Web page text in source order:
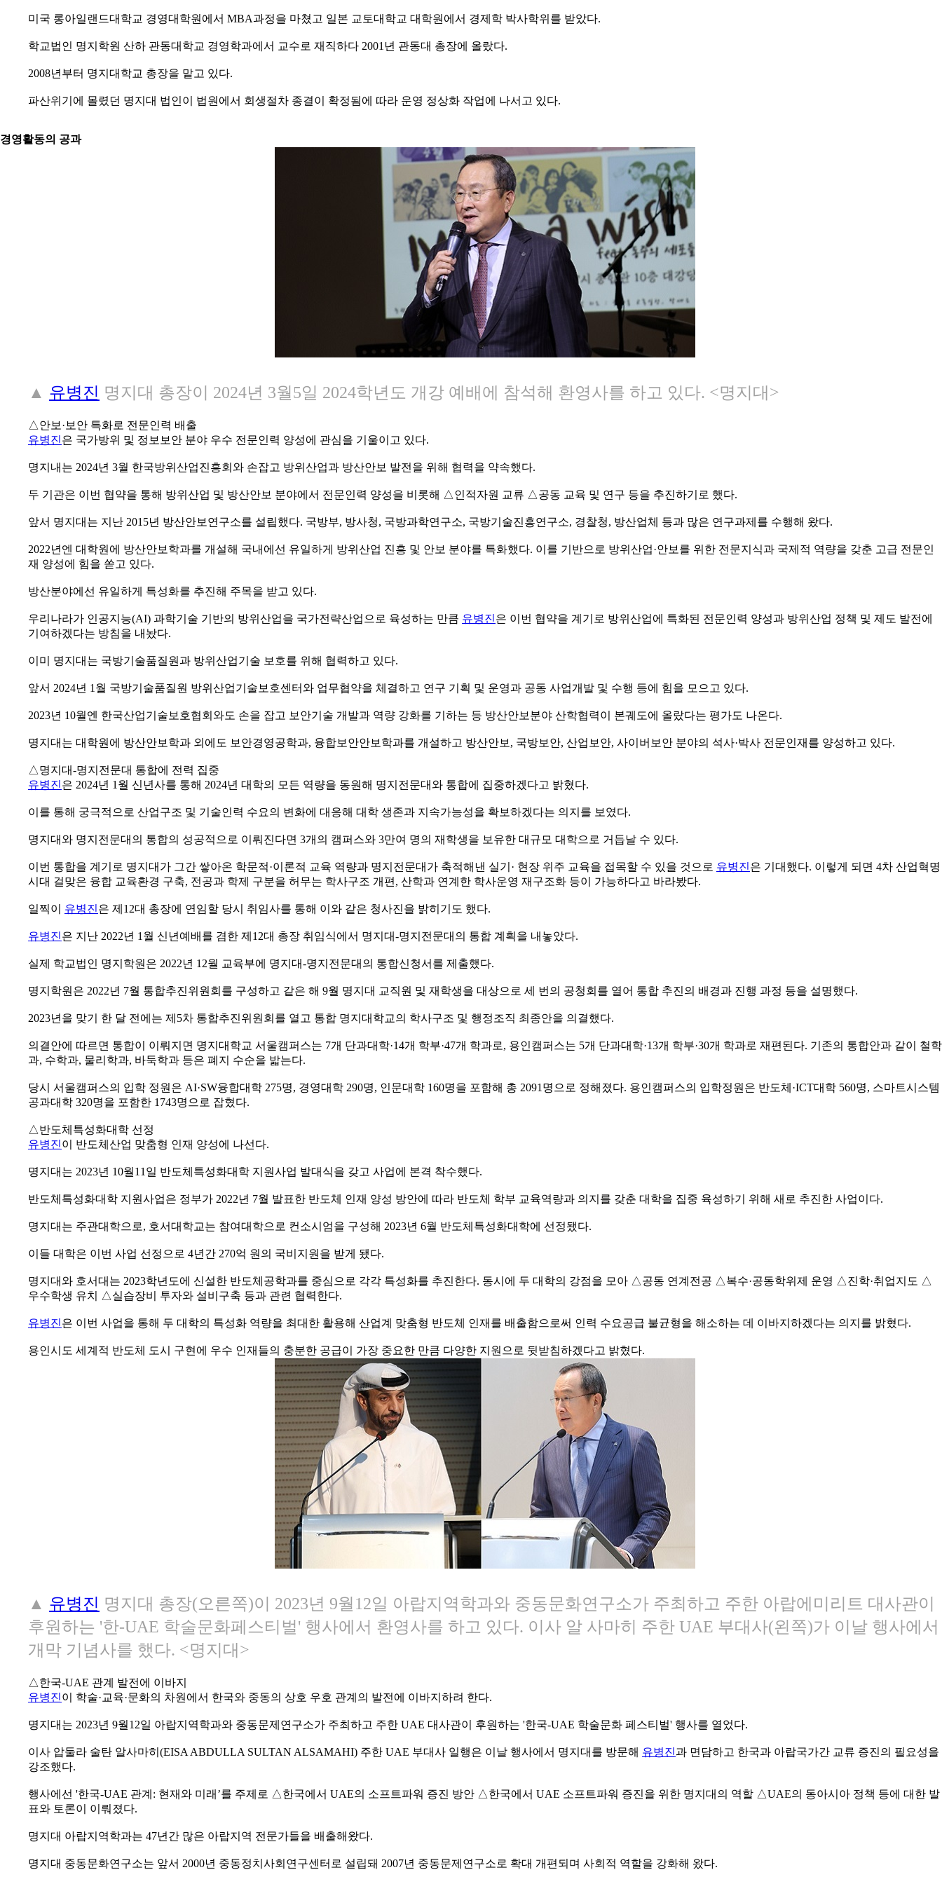
미국 롱아일랜드대학교 경영대학원에서 MBA과정을 마쳤고 일본 교토대학교 대학원에서 경제학 박사학위를 받았다.
학교법인 명지학원 산하 관동대학교 경영학과에서 교수로 재직하다 2001년 관동대 총장에 올랐다.
2008년부터 명지대학교 총장을 맡고 있다.
파산위기에 몰렸던 명지대 법인이 법원에서 회생절차 종결이 확정됨에 따라 운영 정상화 작업에 나서고 있다.
경영활동의 공과
▲ 유병진 명지대 총장이 2024년 3월5일 2024학년도 개강 예배에 참석해 환영사를 하고 있다. <명지대>
△안보·보안 특화로 전문인력 배출
유병진은 국가방위 및 정보보안 분야 우수 전문인력 양성에 관심을 기울이고 있다.
명지내는 2024년 3월 한국방위산업진흥회와 손잡고 방위산업과 방산안보 발전을 위해 협력을 약속했다.
두 기관은 이번 협약을 통해 방위산업 및 방산안보 분야에서 전문인력 양성을 비롯해 △인적자원 교류 △공동 교육 및 연구 등을 추진하기로 했다.
앞서 명지대는 지난 2015년 방산안보연구소를 설립했다. 국방부, 방사청, 국방과학연구소, 국방기술진흥연구소, 경찰청, 방산업체 등과 많은 연구과제를 수행해 왔다.
2022년엔 대학원에 방산안보학과를 개설해 국내에선 유일하게 방위산업 진흥 및 안보 분야를 특화했다. 이를 기반으로 방위산업·안보를 위한 전문지식과 국제적 역량을 갖춘 고급 전문인
재 양성에 힘을 쏟고 있다.
방산분야에선 유일하게 특성화를 추진해 주목을 받고 있다.
우리나라가 인공지능(AI) 과학기술 기반의 방위산업을 국가전략산업으로 육성하는 만큼 유병진은 이번 협약을 계기로 방위산업에 특화된 전문인력 양성과 방위산업 정책 및 제도 발전에
기여하겠다는 방침을 내놨다.
이미 명지대는 국방기술품질원과 방위산업기술 보호를 위해 협력하고 있다.
앞서 2024년 1월 국방기술품질원 방위산업기술보호센터와 업무협약을 체결하고 연구 기획 및 운영과 공동 사업개발 및 수행 등에 힘을 모으고 있다.
2023년 10월엔 한국산업기술보호협회와도 손을 잡고 보안기술 개발과 역량 강화를 기하는 등 방산안보분야 산학협력이 본궤도에 올랐다는 평가도 나온다.
명지대는 대학원에 방산안보학과 외에도 보안경영공학과, 융합보안안보학과를 개설하고 방산안보, 국방보안, 산업보안, 사이버보안 분야의 석사·박사 전문인재를 양성하고 있다.
△명지대-명지전문대 통합에 전력 집중
유병진은 2024년 1월 신년사를 통해 2024년 대학의 모든 역량을 동원해 명지전문대와 통합에 집중하겠다고 밝혔다.
이를 통해 궁극적으로 산업구조 및 기술인력 수요의 변화에 대응해 대학 생존과 지속가능성을 확보하겠다는 의지를 보였다.
명지대와 명지전문대의 통합의 성공적으로 이뤄진다면 3개의 캠퍼스와 3만여 명의 재학생을 보유한 대규모 대학으로 거듭날 수 있다.
이번 통합을 계기로 명지대가 그간 쌓아온 학문적·이론적 교육 역량과 명지전문대가 축적해낸 실기· 현장 위주 교육을 접목할 수 있을 것으로 유병진은 기대했다. 이렇게 되면 4차 산업혁명
시대 걸맞은 융합 교육환경 구축, 전공과 학제 구분을 허무는 학사구조 개편, 산학과 연계한 학사운영 재구조화 등이 가능하다고 바라봤다.
일찍이 유병진은 제12대 총장에 연임할 당시 취임사를 통해 이와 같은 청사진을 밝히기도 했다.
유병진은 지난 2022년 1월 신년예배를 겸한 제12대 총장 취임식에서 명지대-명지전문대의 통합 계획을 내놓았다.
실제 학교법인 명지학원은 2022년 12월 교육부에 명지대-명지전문대의 통합신청서를 제출했다.
명지학원은 2022년 7월 통합추진위원회를 구성하고 같은 해 9월 명지대 교직원 및 재학생을 대상으로 세 번의 공청회를 열어 통합 추진의 배경과 진행 과정 등을 설명했다.
2023년을 맞기 한 달 전에는 제5차 통합추진위원회를 열고 통합 명지대학교의 학사구조 및 행정조직 최종안을 의결했다.
의결안에 따르면 통합이 이뤄지면 명지대학교 서울캠퍼스는 7개 단과대학·14개 학부·47개 학과로, 용인캠퍼스는 5개 단과대학·13개 학부·30개 학과로 재편된다. 기존의 통합안과 같이 철학
과, 수학과, 물리학과, 바둑학과 등은 폐지 수순을 밟는다.
당시 서울캠퍼스의 입학 정원은 AI·SW융합대학 275명, 경영대학 290명, 인문대학 160명을 포함해 총 2091명으로 정해졌다. 용인캠퍼스의 입학정원은 반도체·ICT대학 560명, 스마트시스템
공과대학 320명을 포함한 1743명으로 잡혔다.
△반도체특성화대학 선정
유병진이 반도체산업 맞춤형 인재 양성에 나선다.
명지대는 2023년 10월11일 반도체특성화대학 지원사업 발대식을 갖고 사업에 본격 착수했다.
반도체특성화대학 지원사업은 정부가 2022년 7월 발표한 반도체 인재 양성 방안에 따라 반도체 학부 교육역량과 의지를 갖춘 대학을 집중 육성하기 위해 새로 추진한 사업이다.
명지대는 주관대학으로, 호서대학교는 참여대학으로 컨소시엄을 구성해 2023년 6월 반도체특성화대학에 선정됐다.
이들 대학은 이번 사업 선정으로 4년간 270억 원의 국비지원을 받게 됐다.
명지대와 호서대는 2023학년도에 신설한 반도체공학과를 중심으로 각각 특성화를 추진한다. 동시에 두 대학의 강점을 모아 △공동 연계전공 △복수·공동학위제 운영 △진학·취업지도 △
우수학생 유치 △실습장비 투자와 설비구축 등과 관련 협력한다.
유병진은 이번 사업을 통해 두 대학의 특성화 역량을 최대한 활용해 산업계 맞춤형 반도체 인재를 배출함으로써 인력 수요공급 불균형을 해소하는 데 이바지하겠다는 의지를 밝혔다.
용인시도 세계적 반도체 도시 구현에 우수 인재들의 충분한 공급이 가장 중요한 만큼 다양한 지원으로 뒷받침하겠다고 밝혔다.
▲ 유병진 명지대 총장(오른쪽)이 2023년 9월12일 아랍지역학과와 중동문화연구소가 주최하고 주한 아랍에미리트 대사관이
후원하는 '한-UAE 학술문화페스티벌' 행사에서 환영사를 하고 있다. 이사 알 사마히 주한 UAE 부대사(왼쪽)가 이날 행사에서
개막 기념사를 했다. <명지대>
△한국-UAE 관계 발전에 이바지
유병진이 학술·교육·문화의 차원에서 한국와 중동의 상호 우호 관계의 발전에 이바지하려 한다.
명지대는 2023년 9월12일 아랍지역학과와 중동문제연구소가 주최하고 주한 UAE 대사관이 후원하는 '한국-UAE 학술문화 페스티벌' 행사를 열었다.
이사 압둘라 술탄 알사마히(EISA ABDULLA SULTAN ALSAMAHI) 주한 UAE 부대사 일행은 이날 행사에서 명지대를 방문해 유병진과 면담하고 한국과 아랍국가간 교류 증진의 필요성을
강조했다.
행사에선 '한국-UAE 관계: 현재와 미래’를 주제로 △한국에서 UAE의 소프트파워 증진 방안 △한국에서 UAE 소프트파워 증진을 위한 명지대의 역할 △UAE의 동아시아 정책 등에 대한 발
표와 토론이 이뤄졌다.
명지대 아랍지역학과는 47년간 많은 아랍지역 전문가들을 배출해왔다.
명지대 중동문화연구소는 앞서 2000년 중동정치사회연구센터로 설립돼 2007년 중동문제연구소로 확대 개편되며 사회적 역할을 강화해 왔다.